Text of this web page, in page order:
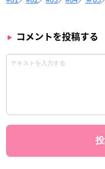
コメントを投稿する